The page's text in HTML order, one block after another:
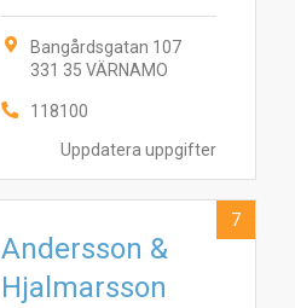
Uppdatera uppgifter
Bangårdsgatan 107
331 35 VÄRNAMO
118100
Andersson &
Hjalmarsson
7